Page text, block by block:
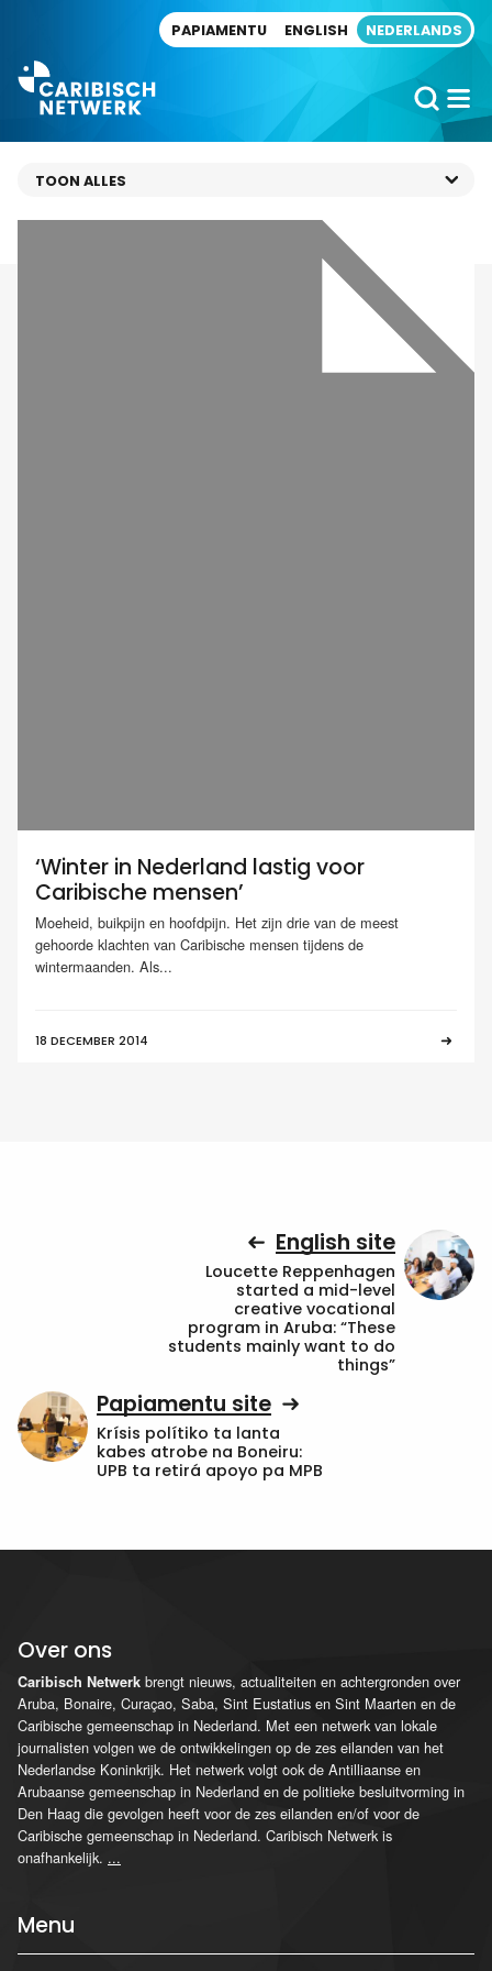
PAPIAMENTU ENGLISH NEDERLANDS
‘Winter in Nederland lastig voor
Caribische mensen’
Moeheid, buikpijn en hoofdpijn. Het zijn drie van de meest
gehoorde klachten van Caribische mensen tijdens de
wintermaanden. Als...
18 DECEMBER 2014
English site
Loucette Reppenhagen
started a mid-level
creative vocational
program in Aruba: “These
students mainly want to do
things”
Papiamentu site
Krísis polítiko ta lanta
kabes atrobe na Boneiru:
UPB ta retirá apoyo pa MPB
Over ons
Caribisch Netwerk brengt nieuws, actualiteiten en achtergronden over
Aruba, Bonaire, Curaçao, Saba, Sint Eustatius en Sint Maarten en de
Caribische gemeenschap in Nederland. Met een netwerk van lokale
journalisten volgen we de ontwikkelingen op de zes eilanden van het
Nederlandse Koninkrijk. Het netwerk volgt ook de Antilliaanse en
Arubaanse gemeenschap in Nederland en de politieke besluitvorming in
Den Haag die gevolgen heeft voor de zes eilanden en/of voor de
Caribische gemeenschap in Nederland. Caribisch Netwerk is
onafhankelijk. ...
Menu